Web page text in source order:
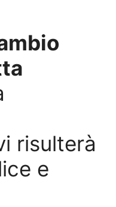
risulterà
e